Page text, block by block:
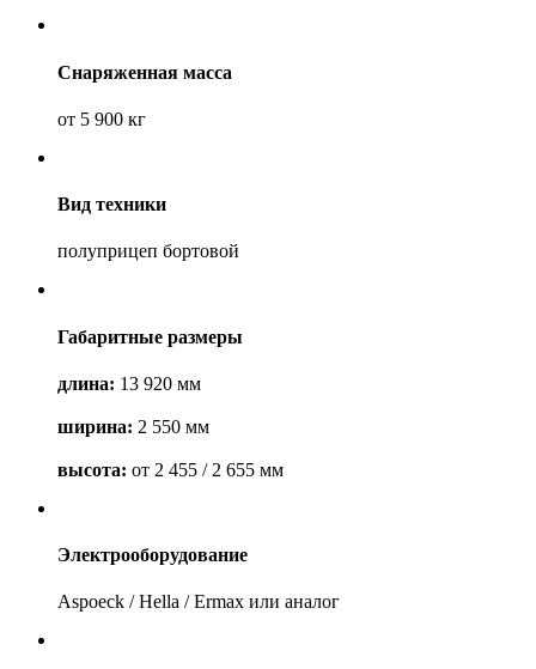
Снаряженная масса
от 5 900 кг
Вид техники
полуприцеп бортовой
Габаритные размеры
длина: 13 920 мм
ширина: 2 550 мм
высота: от 2 455 / 2 655 мм
Электрооборудование
Aspoeck / Hella / Ermax или аналог